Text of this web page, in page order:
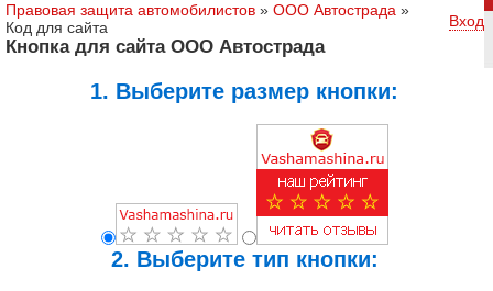
Правовая защита автомобилистов » ООО Автострада »
Код для сайта
Вход
Кнопка для сайта ООО Автострада
1. Выберите размер кнопки:
2. Выберите тип кнопки: